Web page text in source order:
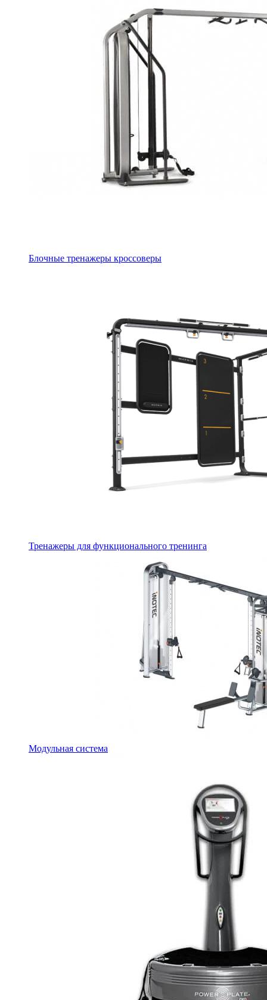
Блочные тренажеры кроссоверы
Тренажеры для функционального тренинга
Модульная система